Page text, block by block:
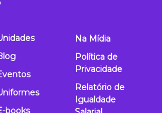
books
Na Mídia
Política de
Privacidade
Relatório de
Igualdade